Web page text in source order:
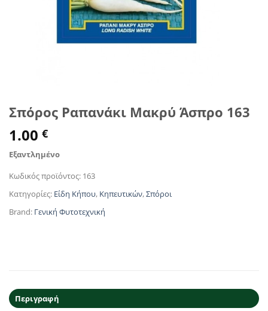
Σπόρος Ραπανάκι Μακρύ Άσπρο 163
1.00 €
Εξαντλημένο
Κωδικός προϊόντος: 163
Κατηγορίες: Είδη Κήπου, Κηπευτικών,Σπόροι
Brand: Γενική Φυτοτεχνική
Περιγραφή